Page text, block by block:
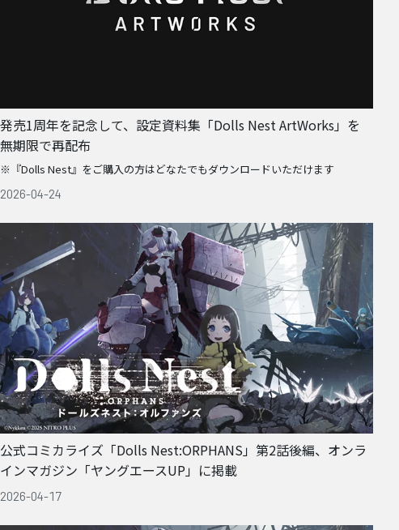
発売1周年を記念して、設定資料集「Dolls Nest ArtWorks」を
無期限で再配布
※『Dolls Nest』をご購入の方はどなたでもダウンロードいただけます
2026-04-24
公式コミカライズ「Dolls Nest:ORPHANS」第2話後編、オンラ
インマガジン「ヤングエースUP」に掲載
2026-04-17